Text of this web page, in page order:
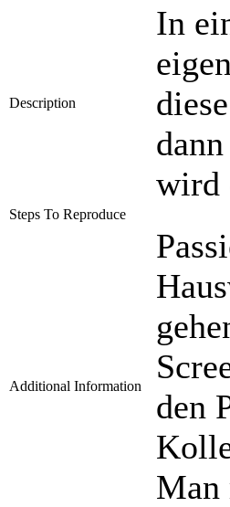
Description
In
wird
Steps To Reproduce
Additional Information
den
Man